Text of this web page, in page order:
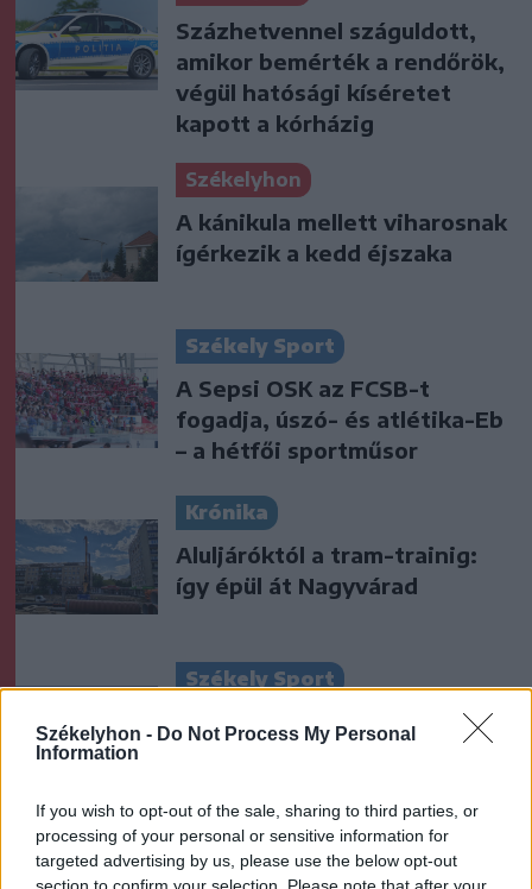
Székelyhon - Do Not Process My Personal
Information
If you wish to opt-out of the sale, sharing to third parties, or
processing of your personal or sensitive information for
targeted advertising by us, please use the below opt-out
Százhetvennel száguldott,
amikor bemérték a rendőrök,
végül hatósági kíséretet
kapott a kórházig
Székelyhon
A kánikula mellett viharosnak
ígérkezik a kedd éjszaka
Székely Sport
A Sepsi OSK az FCSB-t
fogadja, úszó- és atlétika-Eb
– a hétfői sportműsor
Krónika
Aluljáróktól a tram-trainig:
így épül át Nagyvárad
Székely Sport
Közel a telt ház
Sepsiszentgyörgyön, vinné a
Nőileg